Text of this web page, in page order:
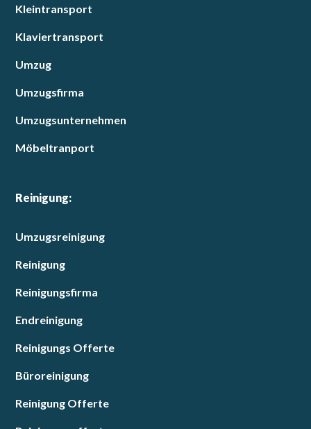
Kleintransport
Klaviertransport
Umzug
Umzugsfirma
Umzugsunternehmen
Möbeltranport
Reinigung:
Umzugsreinigung
Reinigung
Reinigungsfirma
Endreinigung
Reinigungs Offerte
Büroreinigung
Reinigung Offerte